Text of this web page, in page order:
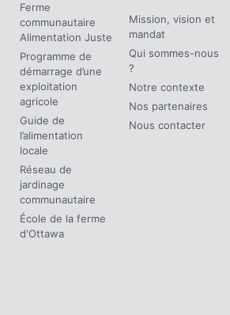
Ferme
communautaire
Alimentation Juste
Programme de
démarrage d’une
exploitation
agricole
Guide de
l’alimentation
locale
Réseau de
jardinage
communautaire
École de la ferme
d'Ottawa
Mission, vision et
mandat
Qui sommes-nous
?
Notre contexte
Nos partenaires
Nous contacter